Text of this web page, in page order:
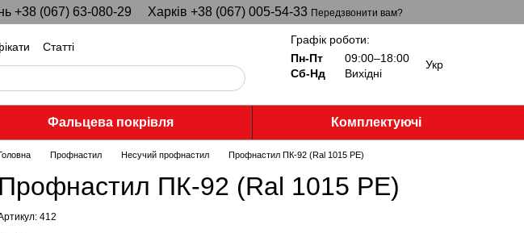
+38 (067) 63-080-29 Харків +38 (067) 005-54-33 Передзвонити вам?
Статті
Графік роботи:
Пн-Пт
09:00–18:00
Сб-Нд
Вихідні
Укр
Фальцева покрівля Комплектуючі
Головна Профнастил Несучий профнастил Профнастил ПК-92 (Ral 1015 PE)
Профнастил ПК-92 (Ral 1015 PE)
412